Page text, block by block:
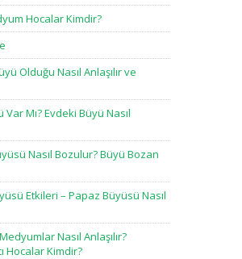
Hocalar Kimdir?
Olduğu Nasıl Anlaşılır ve
Var Mı? Evdeki Büyü Nasıl
Nasıl Bozulur? Büyü Bozan
Etkileri – Papaz Büyüsü Nasıl
Nasıl Anlaşılır?
Hocalar Kimdir?